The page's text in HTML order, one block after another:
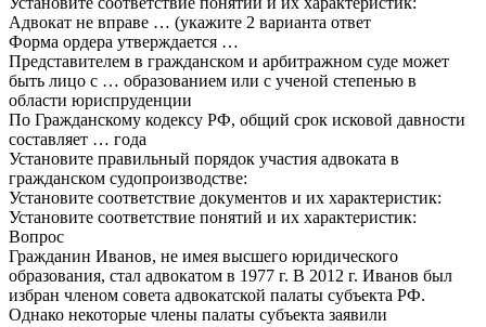
Адвокат не вправе … (укажите 2 варианта ответ
Форма ордера утверждается …
Представителем в гражданском и арбитражном суде может
быть лицо с … образованием или с ученой степенью в
области юриспруденции
По Гражданскому кодексу РФ, общий срок исковой давности
составляет … года
Установите правильный порядок участия адвоката в
гражданском судопроизводстве:
Установите соответствие документов и их характеристик:
Установите соответствие понятий и их характеристик:
Вопрос
Гражданин Иванов, не имея высшего юридического
образования, стал адвокатом в 1977 г. В 2012 г. Иванов был
избран членом совета адвокатской палаты субъекта РФ.
Однако некоторые члены палаты субъекта заявили